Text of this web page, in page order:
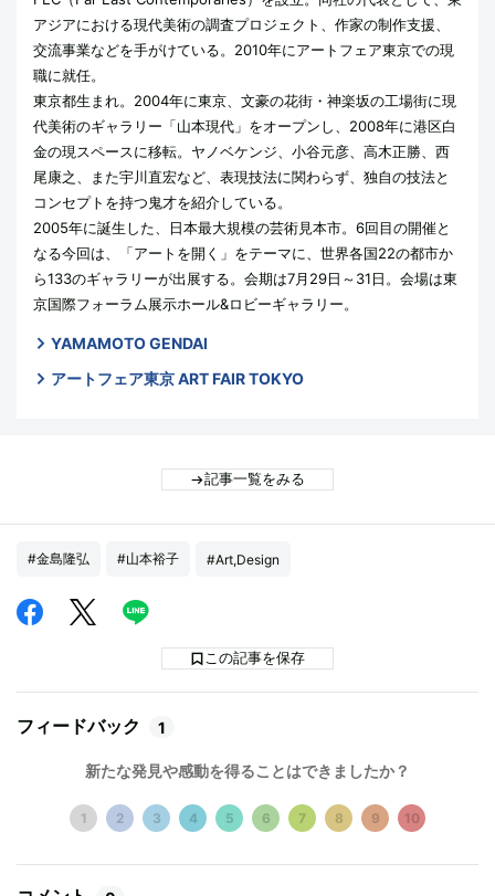
アジアにおける現代美術の調査プロジェクト、作家の制作支援、
交流事業などを手がけている。2010年にアートフェア東京での現
職に就任。
東京都生まれ。2004年に東京、文豪の花街・神楽坂の工場街に現
代美術のギャラリー「山本現代」をオープンし、2008年に港区白
金の現スペースに移転。ヤノベケンジ、小谷元彦、高木正勝、西
尾康之、また宇川直宏など、表現技法に関わらず、独自の技法と
コンセプトを持つ鬼才を紹介している。
2005年に誕生した、日本最大規模の芸術見本市。6回目の開催と
なる今回は、「アートを開く」をテーマに、世界各国22の都市か
ら133のギャラリーが出展する。会期は7月29日～31日。会場は東
京国際フォーラム展示ホール&ロビーギャラリー。
YAMAMOTO GENDAI
アートフェア東京 ART FAIR TOKYO
記事一覧をみる
#金島隆弘 #山本裕子 #Art,Design
この記事を保存
フィードバック 1
新たな発見や感動を得ることはできましたか？
1 2 3 4 5 6 7 8 9 10